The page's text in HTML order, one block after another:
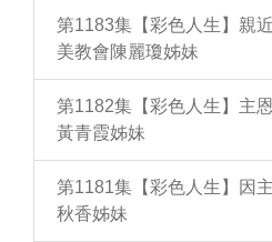
第1183集【彩色人生】親
美教會陳麗瓊姊妹
第1182集【彩色人生】主
黃青霞姊妹
第1181集【彩色人生】因
秋香姊妹